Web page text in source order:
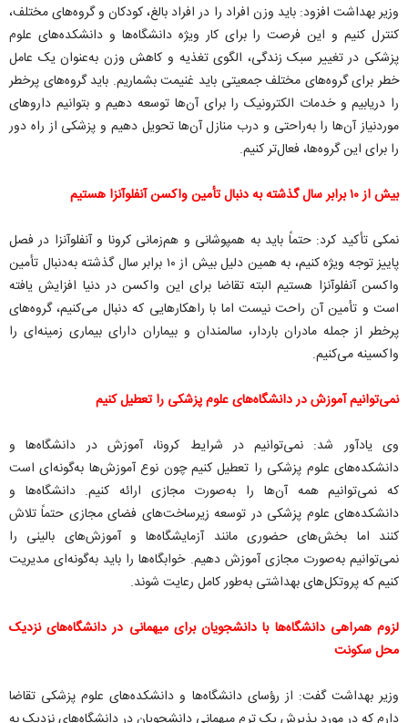
وزیر بهداشت افزود: باید وزن افراد را در افراد بالغ، کودکان و گروه‌های مختلف،
کنترل کنیم و این فرصت را برای کار ویژه دانشگاه‌ها و دانشکده‌های علوم
پزشکی در تغییر سبک زندگی، الگوی تغذیه و کاهش وزن به‌عنوان یک عامل
خطر برای گروه‌های مختلف جمعیتی باید غنیمت بشماریم. باید گروه‌های پرخطر
را دریابیم و خدمات الکترونیک را برای آن‌ها توسعه دهیم و بتوانیم داروهای
موردنیاز آن‌ها را به‌راحتی و درب منازل آن‌ها تحویل دهیم و پزشکی از راه دور
را برای این گروه‌ها، فعال‌تر کنیم.
بیش از ۱۰ برابر سال گذشته به دنبال تأمین واکسن آنفلوآنزا هستیم
نمکی تأکید کرد: حتماً باید به همپوشانی و هم‌زمانی کرونا و آنفلوآنزا در فصل
پاییز توجه ویژه کنیم، به همین دلیل بیش از ۱۰ برابر سال گذشته به‌دنبال تأمین
واکسن آنفلوآنزا هستیم البته تقاضا برای این واکسن در دنیا افزایش یافته
است و تأمین آن راحت نیست اما با راهکارهایی که دنبال می‌کنیم، گروه‌های
پرخطر از جمله مادران باردار، سالمندان و بیماران دارای بیماری زمینه‌ای را
واکسینه می‌کنیم.
نمی‌توانیم آموزش در دانشگاه‌های علوم پزشکی را تعطیل کنیم
وی یادآور شد: نمی‌توانیم در شرایط کرونا، آموزش در دانشگاه‌ها و
دانشکده‌های علوم پزشکی را تعطیل کنیم چون نوع آموزش‌ها به‌گونه‌ای است
که نمی‌توانیم همه آن‌ها را به‌صورت مجازی ارائه کنیم. دانشگاه‌ها و
دانشکده‌های علوم پزشکی در توسعه زیرساخت‌های فضای مجازی حتماً تلاش
کنند اما بخش‌های حضوری مانند آزمایشگاه‌ها و آموزش‌های بالینی را
نمی‌توانیم به‌صورت مجازی آموزش دهیم. خوابگاه‌ها را باید به‌گونه‌ای مدیریت
کنیم که پروتکل‌های بهداشتی به‌طور کامل رعایت شوند.
لزوم همراهی دانشگاه‌ها با دانشجویان برای میهمانی در دانشگاه‌های نزدیک
محل سکونت
وزیر بهداشت گفت: از رؤسای دانشگاه‌ها و دانشکده‌های علوم پزشکی تقاضا